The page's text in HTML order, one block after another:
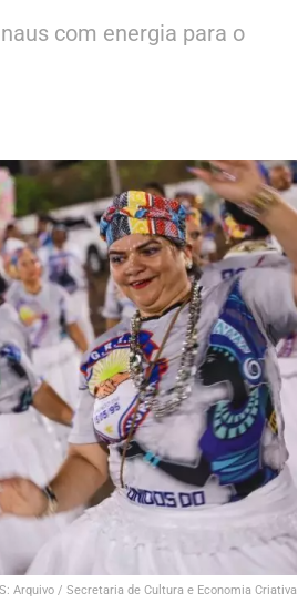
com energia para o
Arquivo / Secretaria de Cultura e Economia Criativa